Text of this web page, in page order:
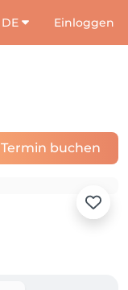
DE Einloggen
Termin buchen